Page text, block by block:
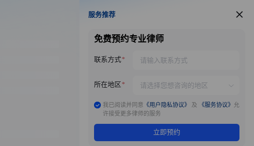
服务推荐
服务推荐
免费预约专业律师
联系方式
所在地区
我已阅读并同意 《用户隐私协议》 及 《服务协议》 允
许接受更多律师的服务
立即预约